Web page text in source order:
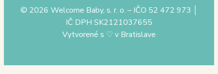
© 2026 Welcome Baby, s. r. o. – IČO 52 472 973 │
IČ DPH SK2121037655
Vytvorené s ♡ v Bratislave